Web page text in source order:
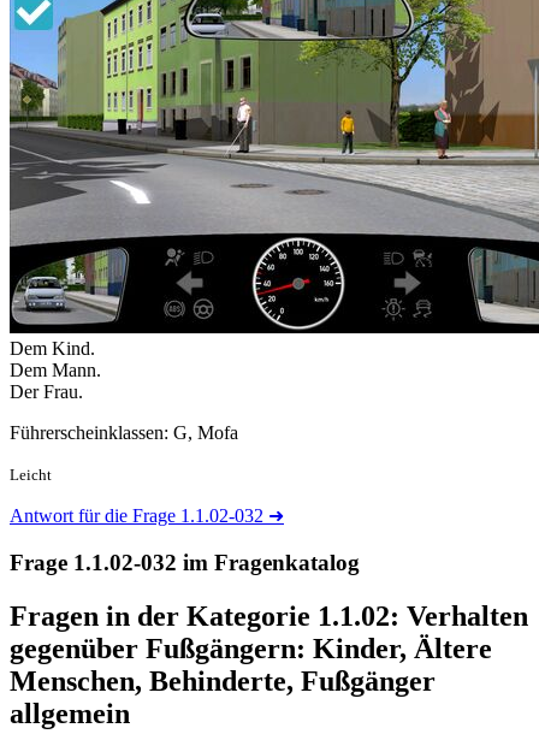
Dem Kind.
Dem Mann.
Der Frau.
Führerscheinklassen: G, Mofa
Leicht
Antwort für die Frage 1.1.02-032 ➜
Frage 1.1.02-032 im Fragenkatalog
Fragen in der Kategorie 1.1.02: Verhalten
gegenüber Fußgängern: Kinder, Ältere
Menschen, Behinderte, Fußgänger
allgemein